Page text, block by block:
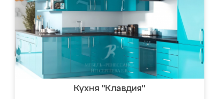
Кухня "Клавдия"